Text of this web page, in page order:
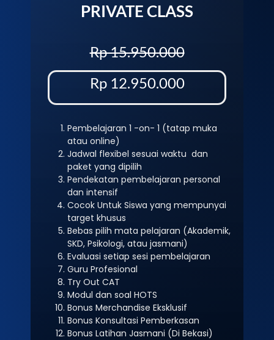
PRIVATE CLASS
Rp 15.950.000
Rp 12.950.000
Pembelajaran 1 -on- 1 (tatap muka
atau online)
Jadwal flexibel sesuai waktu dan
paket yang dipilih
Pendekatan pembelajaran personal
dan intensif
Cocok Untuk Siswa yang mempunyai
target khusus
Bebas pilih mata pelajaran (Akademik,
SKD, Psikologi, atau jasmani)
Evaluasi setiap sesi pembelajaran
Guru Profesional
Try Out CAT
Modul dan soal HOTS
Bonus Merchandise Eksklusif
Bonus Konsultasi Pemberkasan
Bonus Latihan Jasmani (Di Bekasi)